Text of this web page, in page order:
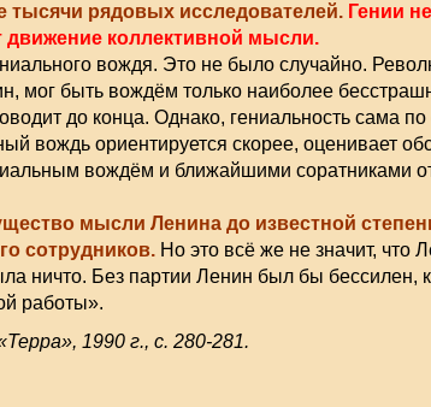
тысячи рядовых исследователей. Гении
движение коллективной мысли.
вождя. Это не было случайно.
мог быть вождём только наиболее
до конца. Однако, гениальность сама по
вождь ориентируется скорее, оценивает
вождём и ближайшими соратниками
мысли Ленина до известной
сотрудников.Но это всё же не значит, что
ничто. Без партии Ленин был бы бессилен,
работы».
1990 г., с. 280-281.